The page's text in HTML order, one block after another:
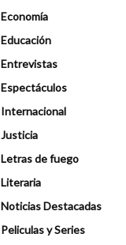
Economía
Educación
Entrevistas
Espectáculos
Internacional
Justicia
Letras de fuego
Literaria
Noticias Destacadas
Peliculas y Series